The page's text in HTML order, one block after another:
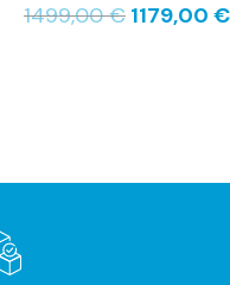
1499,00€ 1179,00 €